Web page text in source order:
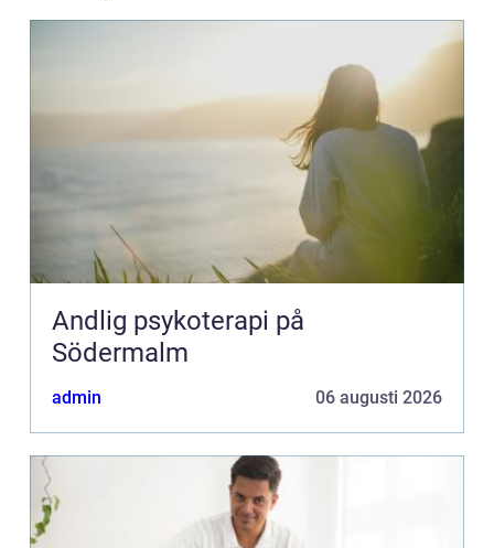
Andlig psykoterapi på
Södermalm
admin 06 augusti 2026